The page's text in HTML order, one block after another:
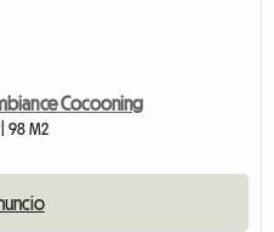
Cocooning
| 98 M2